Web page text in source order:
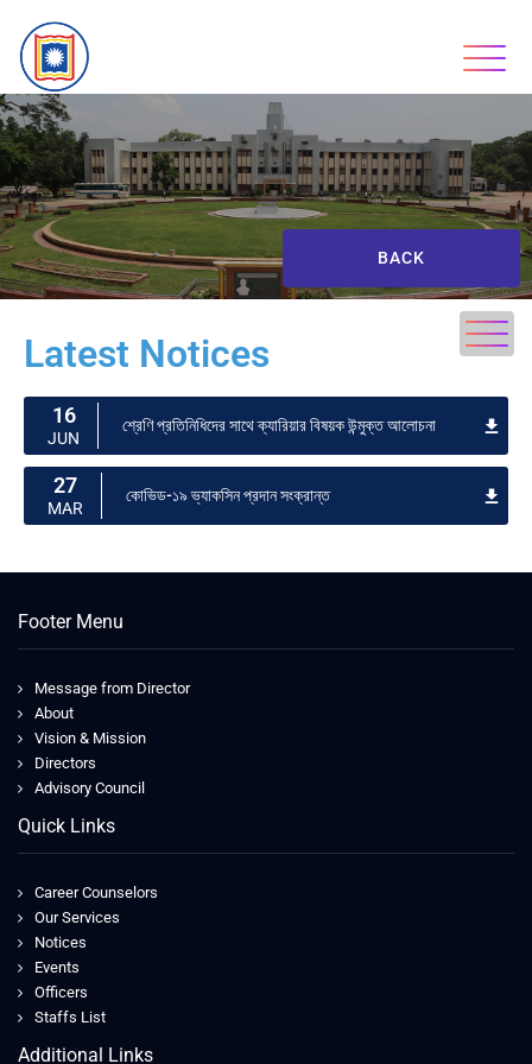
BACK
Latest Notices
16
JUN
শ্রেণি প্রতিনিধিদের সাথে ক্যারিয়ার বিষয়ক উন্মুক্ত আলোচনা
27
MAR
কোভিড-১৯ ভ্যাকসিন প্রদান সংক্রান্ত
Footer Menu
Message from Director
About
Vision & Mission
Directors
Advisory Council
Quick Links
Career Counselors
Our Services
Notices
Events
Officers
Staffs List
Additional Links